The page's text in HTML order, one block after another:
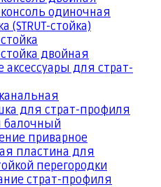
одиночная
(STRUT-стойка)
двойная
для страт-
для страт-профиля
балочный
приварное
пластина для
перегородки
страт-профиля